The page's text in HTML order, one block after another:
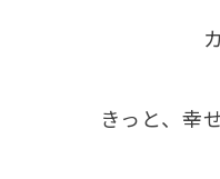
きっと、幸